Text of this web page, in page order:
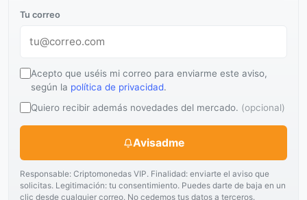
Tu correo
Acepto que uséis mi correo para enviarme este aviso,
según la política de privacidad.
Quiero recibir además novedades del mercado. (opcional)
Avisadme
Responsable: Criptomonedas VIP. Finalidad: enviarte el aviso que
solicitas. Legitimación: tu consentimiento. Puedes darte de baja en un
clic desde cualquier correo. No cedemos tus datos a terceros.